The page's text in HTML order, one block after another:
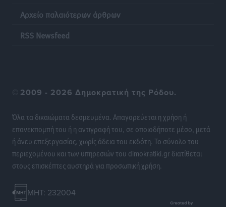
Αρχείο παλαιότερων άρθρων
RSS Newsfeed
© 2009 - 2026 Δημοκρατική της Ρόδου.
Όλα τα δικαιώματα δεσμευμένα. Απαγορεύεται η χρήση ή
επανεκπομπή του ή η αντιγραφή του, σε οποιοδήποτε μέσο, μετά
ή άνευ επεξεργασίας, χωρίς άδεια του εκδότη. Το σύνολο του
περιεχομένου και των υπηρεσιών του dimokratiki.gr διατίθεται
στους επισκέπτες αυστηρά για προσωπική χρήση.
MHT: 232004